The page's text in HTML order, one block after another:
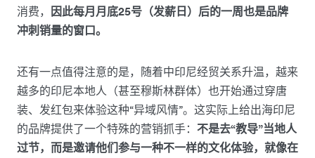
消费， 因此每月月底25号（发薪日）后的一周也是品牌
冲刺销量的窗口。
还有一点值得注意的是，随着中印尼经贸关系升温，越来
越多的印尼本地人（甚至穆斯林群体）也开始通过穿唐
装、发红包来体验这种“异域风情”。这实际上给出海印尼
的品牌提供了一个特殊的营销抓手： 不是去“教导”当地人
过节，而是邀请他们参与一种不一样的文化体验，就像在